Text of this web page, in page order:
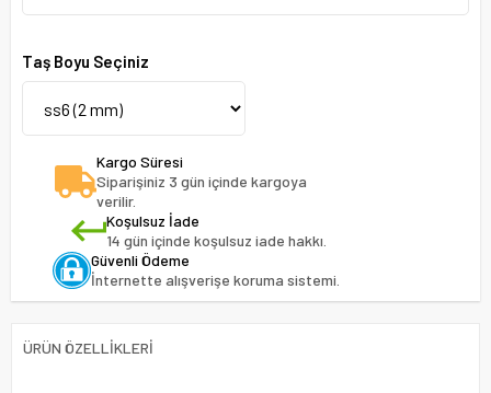
Taş Boyu Seçiniz
Kargo Süresi
Siparişiniz 3 gün içinde kargoya
verilir.
Koşulsuz İade
14 gün içinde koşulsuz iade hakkı.
Güvenli Ödeme
İnternette alışverişe koruma sistemi.
ÜRÜN ÖZELLIKLERI